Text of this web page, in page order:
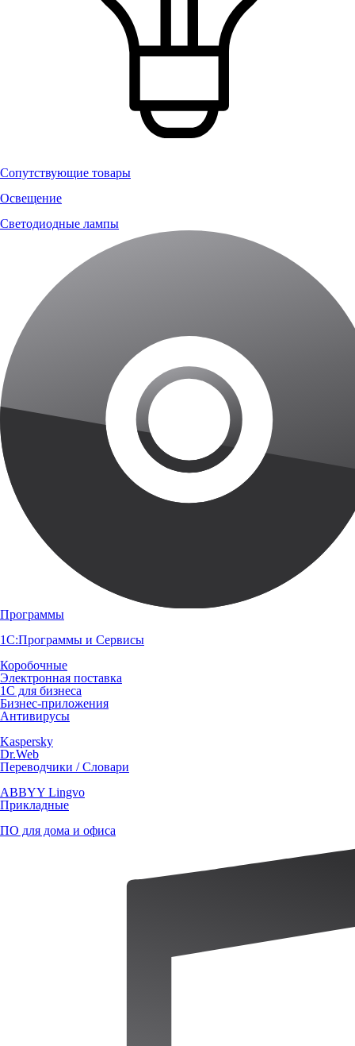
Сопутствующие товары
Освещение
Светодиодные лампы
Программы
1С:Программы и Сервисы
Коробочные
Электронная поставка
1С для бизнеса
Бизнес-приложения
Антивирусы
Kaspersky
Dr.Web
Переводчики / Словари
ABBYY Lingvo
Прикладные
ПО для дома и офиса